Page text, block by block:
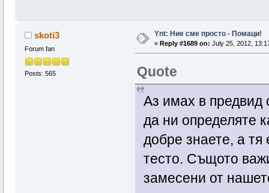
skoti3
Forum fan
Posts: 565
Ynt: Ние сме просто - Помаци!
« Reply #1689 on: July 25, 2012,
Quote
Аз имах в предвид
да ни определяте
добре знаете, а
тесто. Същото
замесени от